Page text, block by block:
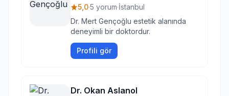
5,0·5 yorum·İstanbul
Dr. Mert Gençoğlu estetik alanında
deneyimli bir doktordur.
Profili gör
Dr. Okan Aslanol